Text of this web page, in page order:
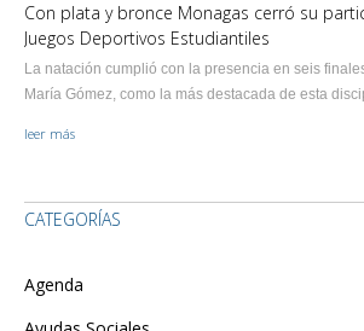
Con plata y bronce Monagas cerró su
Juegos Deportivos Estudiantiles
La natación cumplió con la presencia en seis
María Gómez, como la más destacada de esta
leer más
CATEGORÍAS
Agenda